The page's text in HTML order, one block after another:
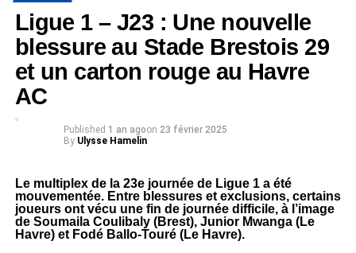
Ligue 1 – J23 : Une nouvelle
blessure au Stade Brestois 29
et un carton rouge au Havre
AC
Published 1 an agoon 23 février 2025
By Ulysse Hamelin
Le multiplex de la 23e journée de Ligue 1 a été
mouvementée. Entre blessures et exclusions, certains
joueurs ont vécu une fin de journée difficile, à l’image
de Soumaila Coulibaly (Brest), Junior Mwanga (Le
Havre) et Fodé Ballo-Touré (Le Havre).